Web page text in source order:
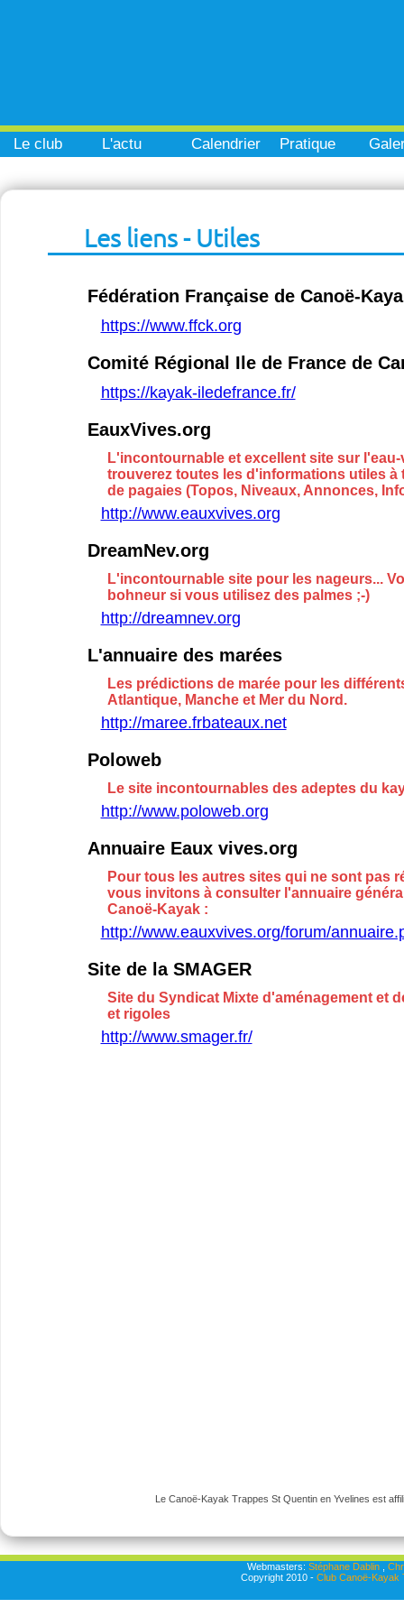
Le club L'actu Calendrier Pratique
Les liens - Utiles
Fédération Française de Canoë-
https://www.ffck.org
Comité Régional Ile de France de
https://kayak-iledefrance.fr/
EauxVives.org
L'incontournable et excellent site sur
trouverez toutes les d'informations utiles à
de pagaies (Topos, Niveaux, Annonces,
http://www.eauxvives.org
DreamNev.org
L'incontournable site pour les nageurs...
bohneur si vous utilisez des palmes ;-)
http://dreamnev.org
L'annuaire des marées
Les prédictions de marée pour les
Atlantique, Manche et Mer du Nord.
http://maree.frbateaux.net
Poloweb
Le site incontournables des adeptes du
http://www.poloweb.org
Annuaire Eaux vives.org
Pour tous les autres sites qui ne sont pas
vous invitons à consulter l'annuaire
Canoë-Kayak :
http://www.eauxvives.org/forum/
Site de la SMAGER
Site du Syndicat Mixte d'aménagement et
et rigoles
http://www.smager.fr/
Le Canoë-Kayak Trappes St Quentin en Yvelines est
Webmasters: Stéphane Dablin,
Copyright 2010 - Club Canoë-Kayak